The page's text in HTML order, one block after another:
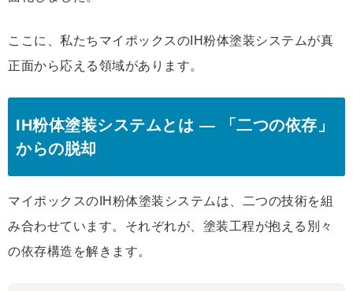
ここに、私たちマイポックスのIH粉体塗装システムが真
正面から応える領域があります。
IH粉体塗装システムとは ― 「二つの依存」
からの脱却
マイポックスのIH粉体塗装システムは、二つの技術を組
み合わせています。それぞれが、塗装工程が抱える別々
の依存構造を解きます。